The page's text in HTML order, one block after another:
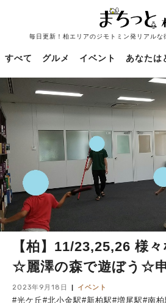
毎日更新！柏エリアのジモトミン発リアルな
すべて グルメ イベント あなたは
【柏】11/23,25,26 様
☆麗澤の森で遊ぼう☆
2023年9月18日 イベント
#光ケ丘#北小金駅#新柏駅#増尾駅#南柏